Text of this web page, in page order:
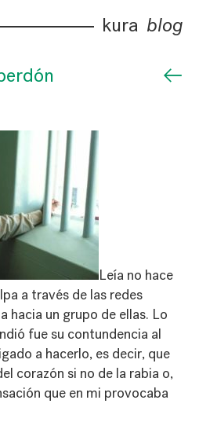
kura blog
←
Leía no hace
a través de las redes
hacia un grupo de ellas. Lo
fue su contundencia al
a hacerlo, es decir, que
corazón si no de la rabia o,
que en mi provocaba